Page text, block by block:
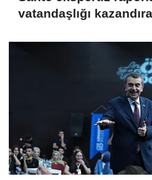
vatandaşlığı